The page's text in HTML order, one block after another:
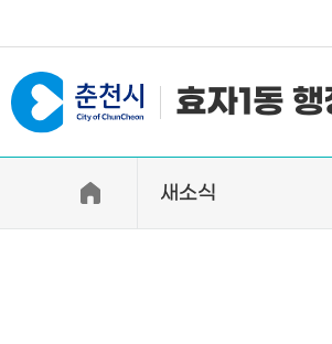
효자1동
우리동소개
#일자리지원센터
새소식